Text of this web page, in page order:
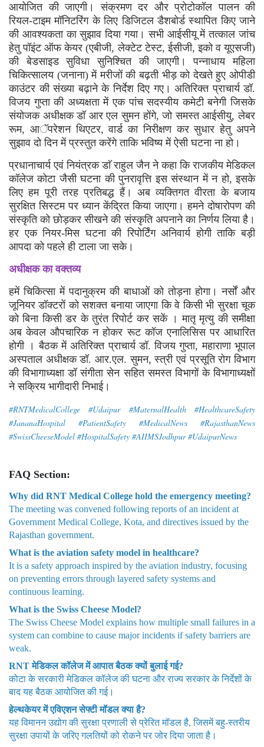
आयोजित की जाएगी। संक्रमण दर और प्रोटोकॉल पालन की
रियल-टाइम मॉनिटरिंग के लिए डिजिटल डैशबोर्ड स्थापित किए जाने
की आवश्यकता का सुझाव दिया गया। सभी आईसीयू में तत्काल जांच
हेतु पॉइंट ऑफ केयर (एबीजी, लेक्टेट टेस्ट, ईसीजी, इको व यूएसजी)
की बेडसाइड सुविधा सुनिश्चित की जाएगी। पन्नाधाय महिला
चिकित्सालय (जनाना) में मरीजों की बढ़ती भीड़ को देखते हुए ओपीडी
काउंटर की संख्या बढ़ाने के निर्देश दिए गए। अतिरिक्त प्राचार्य डॉ.
विजय गुप्ता की अध्यक्षता में एक पांच सदस्यीय कमेटी बनेगी जिसके
संयोजक अधीक्षक डॉ आर एल सुमन होंगे, जो समस्त आईसीयु, लेबर
रूम, आॅपरेशन थिएटर, वार्ड का निरीक्षण कर सुधार हेतु अपने
सुझाव दो दिन में प्रस्तुत करेंगे ताकि भविष्य में ऐसी घटना ना हो।
प्रधानाचार्य एवं नियंत्रक डाॅ राहुल जैन ने कहा कि राजकीय मेडिकल
कॉलेज कोटा जैसी घटना की पुनरावृत्ति इस संस्थान में न हो, इसके
लिए हम पूरी तरह प्रतिबद्ध हैं। अब व्यक्तिगत वीरता के बजाय
सुरक्षित सिस्टम पर ध्यान केंद्रित किया जाएगा। हमने दोषारोपण की
संस्कृति को छोड़कर सीखने की संस्कृति अपनाने का निर्णय लिया है।
हर एक नियर-मिस घटना की रिपोर्टिंग अनिवार्य होगी ताकि बड़ी
आपदा को पहले ही टाला जा सके।
अधीक्षक का वक्तव्य
हमें चिकित्सा में पदानुक्रम की बाधाओं को तोड़ना होगा। नर्सों और
जूनियर डॉक्टरों को सशक्त बनाया जाएगा कि वे किसी भी सुरक्षा चूक
को बिना किसी डर के तुरंत रिपोर्ट कर सकें । मातृ मृत्यु की समीक्षा
अब केवल औपचारिक न होकर रूट कॉज एनालिसिस पर आधारित
होगी । बैठक में अतिरिक्त प्राचार्य डॉ. विजय गुप्ता, महाराणा भूपाल
अस्पताल अधीक्षक डॉ. आर.एल. सुमन, स्त्री एवं प्रसूति रोग विभाग
की विभागाध्यक्षा डॉ संगीता सेन सहित समस्त विभागों के विभागाध्यक्षों
ने सक्रिय भागीदारी निभाई।
#RNTMedicalCollege #Udaipur #MaternalHealth #HealthcareSafety
#JananaHospital #PatientSafety #MedicalNews #RajasthanNews
#SwissCheeseModel #HospitalSafety #AIIMSJodhpur #UdaipurNews
FAQ Section:
Why did RNT Medical College hold the emergency meeting?
The meeting was convened following reports of an incident at
Government Medical College, Kota, and directives issued by the
Rajasthan government.
What is the aviation safety model in healthcare?
It is a safety approach inspired by the aviation industry, focusing
on preventing errors through layered safety systems and
continuous learning.
What is the Swiss Cheese Model?
The Swiss Cheese Model explains how multiple small failures in a
system can combine to cause major incidents if safety barriers are
weak.
RNT मेडिकल कॉलेज में आपात बैठक क्यों बुलाई गई?
कोटा के सरकारी मेडिकल कॉलेज की घटना और राज्य सरकार के निर्देशों के
बाद यह बैठक आयोजित की गई।
हेल्थकेयर में एविएशन सेफ्टी मॉडल क्या है?
यह विमानन उद्योग की सुरक्षा प्रणाली से प्रेरित मॉडल है, जिसमें बहु-स्तरीय
सुरक्षा उपायों के जरिए गलतियों को रोकने पर जोर दिया जाता है।